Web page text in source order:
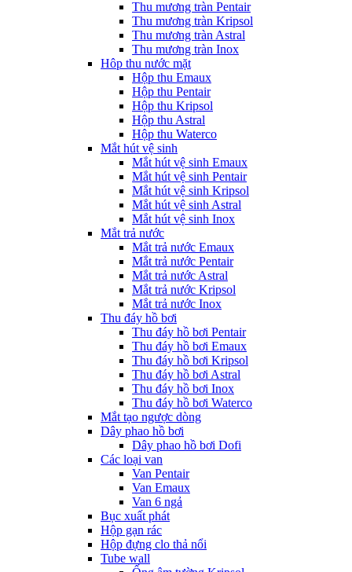
Thu mương tràn Pentair
Thu mương tràn Kripsol
Thu mương tràn Astral
Thu mương tràn Inox
Hôp thu nước mặt
Hộp thu Emaux
Hộp thu Pentair
Hộp thu Kripsol
Hộp thu Astral
Hộp thu Waterco
Mắt hút vệ sinh
Mắt hút vệ sinh Emaux
Mắt hút vệ sinh Pentair
Mắt hút vệ sinh Kripsol
Mắt hút vệ sinh Astral
Mắt hút vệ sinh Inox
Mắt trả nước
Mắt trả nước Emaux
Mắt trả nước Pentair
Mắt trả nước Astral
Mắt trả nước Kripsol
Mắt trả nước Inox
Thu đáy hồ bơi
Thu đáy hồ bơi Pentair
Thu đáy hồ bơi Emaux
Thu đáy hồ bơi Kripsol
Thu đáy hồ bơi Astral
Thu đáy hồ bơi Inox
Thu đáy hồ bơi Waterco
Mắt tạo ngược dòng
Dây phao hồ bơi
Dây phao hồ bơi Dofi
Các loại van
Van Pentair
Van Emaux
Van 6 ngả
Bục xuất phát
Hộp gạn rác
Hộp đựng clo thả nổi
Tube wall